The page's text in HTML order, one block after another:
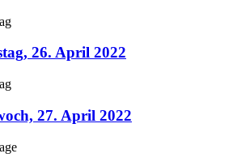
26. April 2022
27. April 2022